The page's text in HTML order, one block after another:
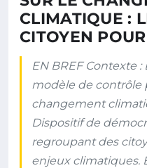
CLIMATIQUE :
CITOYEN
EN BREF Contexte
modèle de contrôle
changement
Dispositif de
regroupant des
enjeux climatiques.